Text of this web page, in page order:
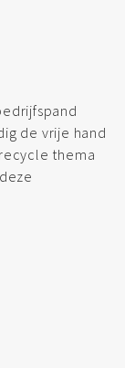
de vrije hand
thema